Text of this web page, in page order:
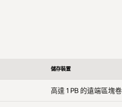
儲存裝置
高達 1 PB 的遠端區塊卷